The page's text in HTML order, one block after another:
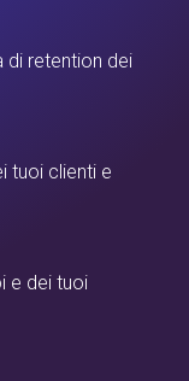
di retention dei
tuoi clienti e
e dei tuoi